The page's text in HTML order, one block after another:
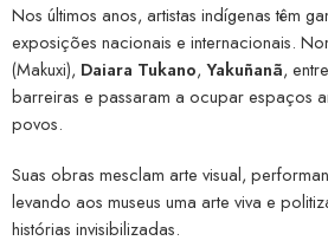
Nos últimos anos, artistas indígenas têm
exposições nacionais e internacionais.
(Makuxi), Daiara Tukano, Yakuñanã,
barreiras e passaram a ocupar espaços
povos.
Suas obras mesclam arte visual,
levando aos museus uma arte viva e
histórias invisibilizadas.